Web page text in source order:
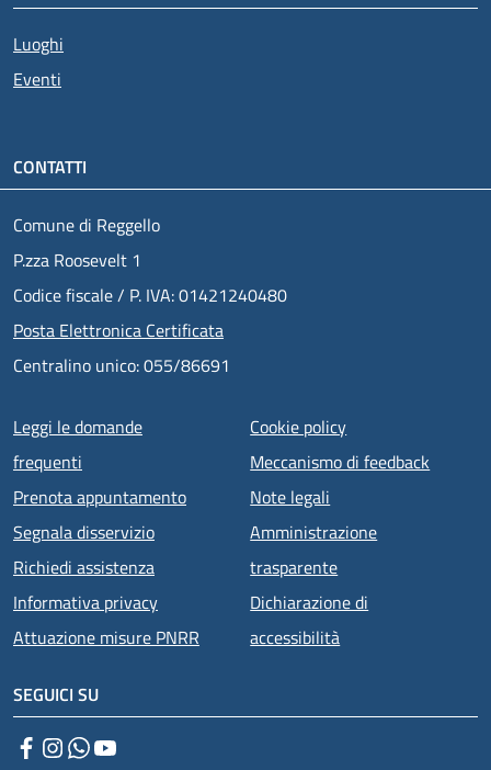
Luoghi
Eventi
CONTATTI
Comune di Reggello
P.zza Roosevelt 1
Codice fiscale / P. IVA: 01421240480
Posta Elettronica Certificata
Centralino unico: 055/86691
Menu piè di pagina
Leggi le domande
frequenti
Prenota appuntamento
Segnala disservizio
Richiedi assistenza
Informativa privacy
Attuazione misure PNRR
Cookie policy
Meccanismo di feedback
Note legali
Amministrazione
trasparente
Dichiarazione di
accessibilità
SEGUICI SU
Facebook
Instagram
WhatsApp